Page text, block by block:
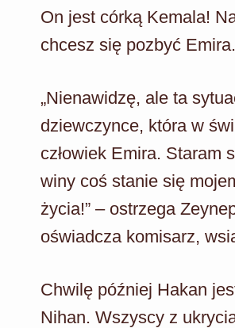
On jest córką Kemala!
chcesz się pozbyć
„Nienawidzę, ale ta
dziewczynce, która w
człowiek Emira. Staram
winy coś stanie się
życia!” – ostrzega
oświadcza komisarz,
Chwilę później Hakan
Nihan. Wszyscy z